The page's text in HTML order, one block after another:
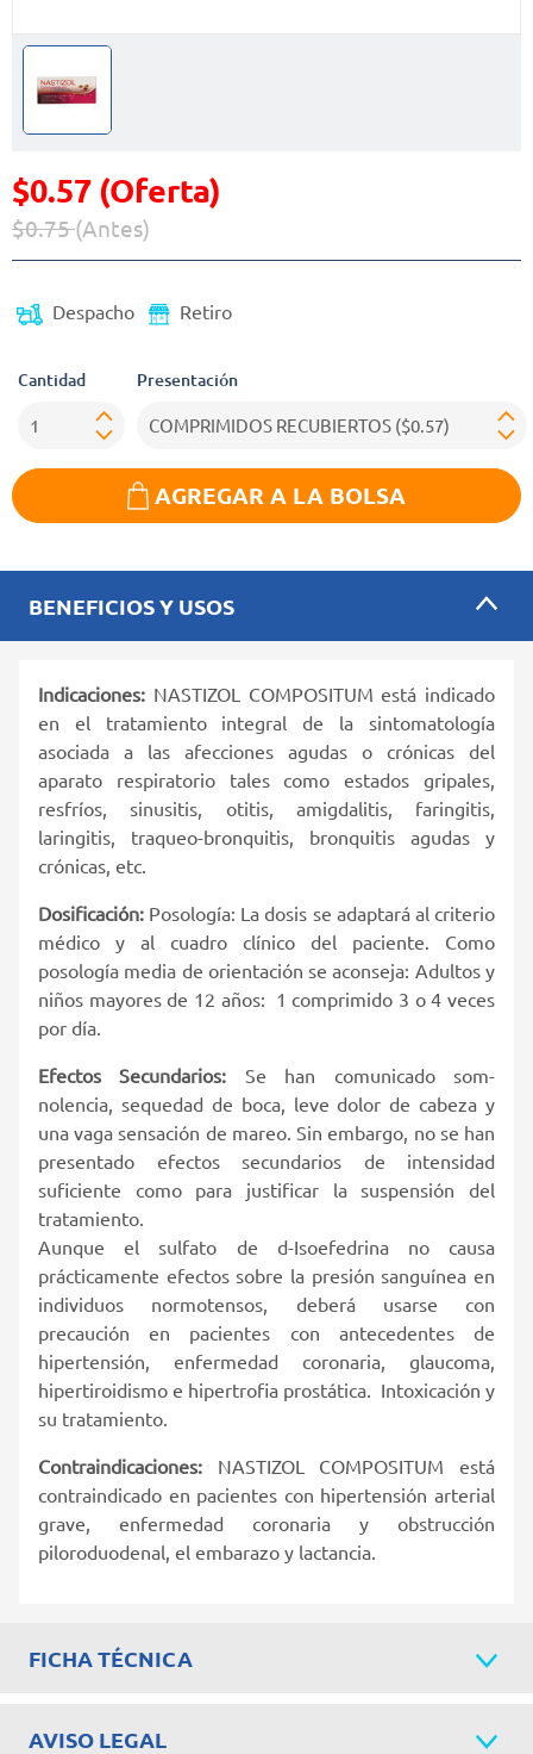
$0.57 (Oferta)
Precio reducido de
$0.75(Antes)
Despacho Retiro
Cantidad Presentación
AGREGAR A LA BOLSA
BENEFICIOS Y USOS
Indicaciones: NASTIZOL COMPOSITUM está indicado
en el tratamiento integral de la sintomatología
asociada a las afecciones agudas o crónicas del
aparato respiratorio tales como estados gripales,
resfríos, sinusitis, otitis, amigdalitis, faringitis,
laringitis, traqueo-bronquitis, bronquitis agudas y
crónicas, etc.
Dosificación: Posología: La dosis se adaptará al criterio
médico y al cuadro clínico del paciente. Como
posología media de orientación se aconseja: Adultos y
niños mayores de 12 años: 1 comprimido 3 o 4 veces
por día.
Efectos Secundarios: Se han comunicado som­
nolencia, sequedad de boca, leve dolor de cabeza y
una vaga sensación de mareo. Sin embargo, no se han
presentado efectos secundarios de intensidad
suficiente como para justificar la suspensión del
tratamiento.
Aunque el sulfato de d-Isoefedrina no causa
prácticamente efectos sobre la presión sanguínea en
individuos normotensos, deberá usarse con
precaución en pacientes con antecedentes de
hipertensión, enfermedad coronaria, glaucoma,
hipertiroidismo e hipertrofia prostática. Intoxicación y
su tratamiento.
Contraindicaciones: NASTIZOL COMPOSI­TUM está
contraindicado en pacientes con hiper­ten­sión arterial
grave, enfermedad coronaria y obstrucción
piloroduodenal, el embarazo y lactancia.
FICHA TÉCNICA
AVISO LEGAL